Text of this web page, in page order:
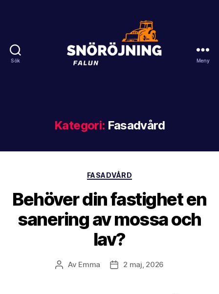
Sök Meny
Kategori: Fasadvård
Kategorier
FASADVÅRD
Behöver din fastighet en
sanering av mossa och
lav?
Inläggsförfattare
Av Emma Inläggsdatum
2 maj, 2026